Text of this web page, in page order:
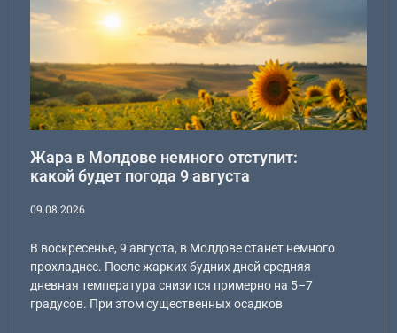
Жара в Молдове немного отступит:
какой будет погода 9 августа
09.08.2026
В воскресенье, 9 августа, в Молдове станет немного
прохладнее. После жарких будних дней средняя
дневная температура снизится примерно на 5–7
градусов. При этом существенных осадков